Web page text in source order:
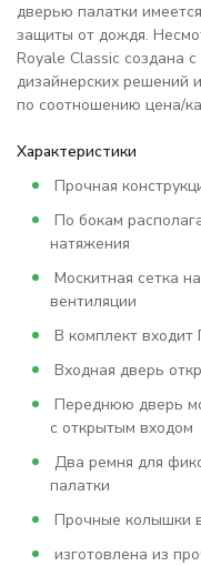
дверью палатки
защиты от дождя.
Royale Classic создана
дизайнерских решений
по соотношению цена/
Характеристики
Прочная
По бокам
натяжения
Москитная сетка
вентиляции
В комплект
Входная дверь
Переднюю дверь
с открытым входом
Два ремня для
палатки
Прочные колышки
изготовлена из